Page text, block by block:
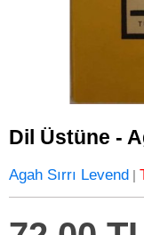
Dil Üstüne -
Agah Sırrı Levend |